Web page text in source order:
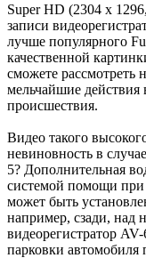
Super HD (2304 х
записи
лучше популярного
качественной
сможете рассмотреть
мельчайшие действия
происшествия.
Видео такого
невиновность в
5? Дополнительная
системой помощи при
может быть
например, сзади,
видеорегистратор
парковки